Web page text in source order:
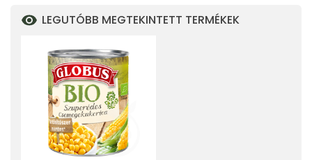
LEGUTÓBB MEGTEKINTETT TERMÉKEK